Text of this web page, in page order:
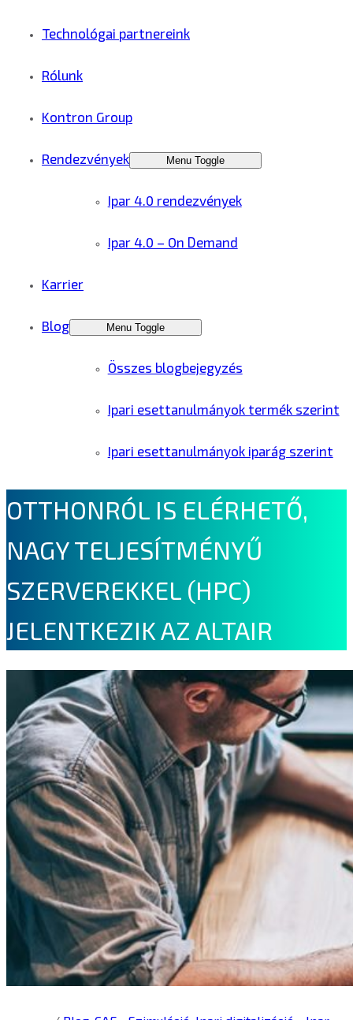
Technológai partnereink
Rólunk
Kontron Group
Rendezvények Menu Toggle
Ipar 4.0 rendezvények
Ipar 4.0 – On Demand
Karrier
Blog Menu Toggle
Összes blogbejegyzés
Ipari esettanulmányok termék szerint
Ipari esettanulmányok iparág szerint
OTTHONRÓL IS ELÉRHETŐ,
NAGY TELJESÍTMÉNYŰ
SZERVEREKKEL (HPC)
JELENTKEZIK AZ ALTAIR